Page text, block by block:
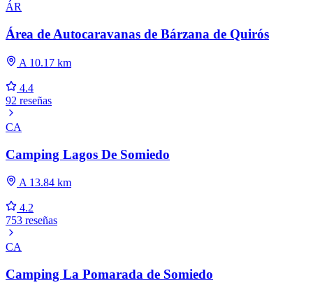
ÁR
Área de Autocaravanas de Bárzana de Quirós
A 10.17 km
4.4
92 reseñas
CA
Camping Lagos De Somiedo
A 13.84 km
4.2
753 reseñas
CA
Camping La Pomarada de Somiedo